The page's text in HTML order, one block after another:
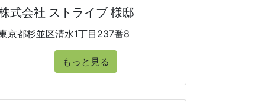
式会社 ストライブ 様邸
京都杉並区清水1丁目237番8
もっと見る